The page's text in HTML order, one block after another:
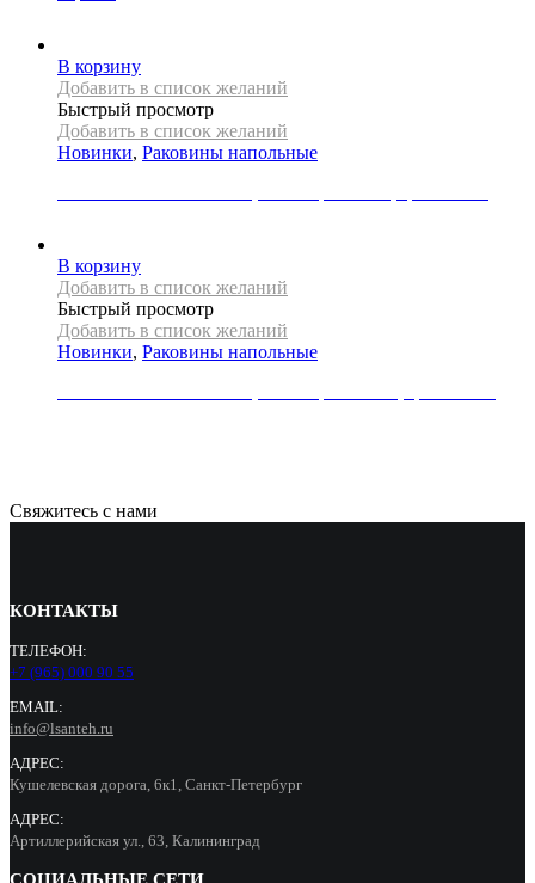
В корзину
Добавить в список желаний
Быстрый просмотр
Добавить в список желаний
Новинки, Раковины напольные
В корзину
Добавить в список желаний
Быстрый просмотр
Добавить в список желаний
Новинки, Раковины напольные
Свяжитесь с нами
КОНТАКТЫ
ТЕЛЕФОН:
+7 (965) 000 90 55
EMAIL:
info@lsanteh.ru
АДРЕС:
Кушелевская дорога, 6к1, Санкт-Петербург
АДРЕС:
Артиллерийская ул., 63, Калининград
СОЦИАЛЬНЫЕ СЕТИ